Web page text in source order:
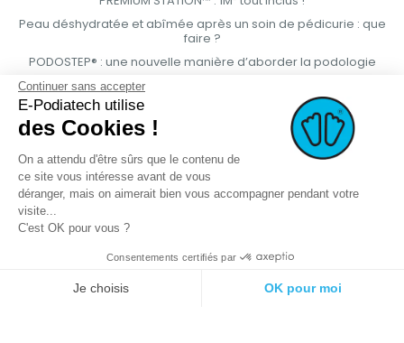
Peau déshydratée et abîmée après un soin de pédicurie : que
faire ?
PODOSTEP® : une nouvelle manière d’aborder la podologie
creation.com
Continuer sans accepter
E-Podiatech utilise
des Cookies !
On a attendu d'être sûrs que le contenu de
ce site vous intéresse avant de vous
déranger, mais on aimerait bien vous accompagner pendant votre
visite...
C'est OK pour vous ?
Consentements certifiés par
Je choisis OK pour moi